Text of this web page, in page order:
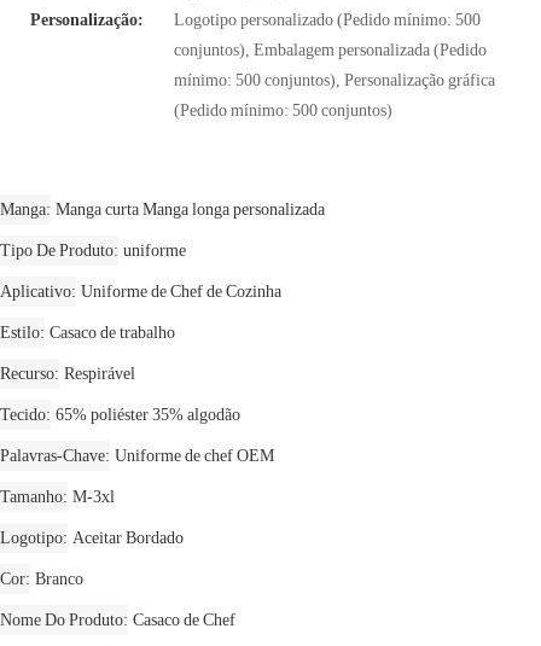
Personalização:
Logotipo personalizado (Pedido mínimo: 500
conjuntos), Embalagem personalizada (Pedido
mínimo: 500 conjuntos), Personalização gráfica
(Pedido mínimo: 500 conjuntos)
Manga Manga curta Manga longa personalizada
Tipo De Produto uniforme
Aplicativo Uniforme de Chef de Cozinha
Estilo Casaco de trabalho
Recurso Respirável
Tecido 65% poliéster 35% algodão
Palavras-Chave Uniforme de chef OEM
Tamanho M-3xl
Logotipo Aceitar Bordado
Cor Branco
Nome Do Produto Casaco de Chef